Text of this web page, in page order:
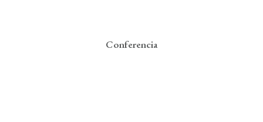
Info útil
Conferencia